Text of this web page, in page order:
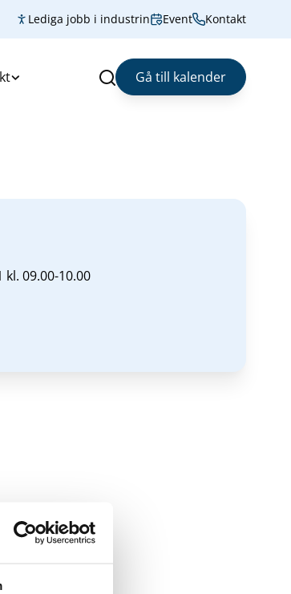
Lediga jobb i industrin Event Kontakt
Sök Gå till kalender
09.00-10.00